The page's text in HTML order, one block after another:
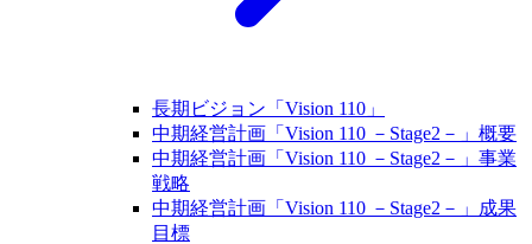
長期ビジョン「Vision 110」
中期経営計画「Vision 110 －Stage2－」概要
中期経営計画「Vision 110 －Stage2－」事業
戦略
中期経営計画「Vision 110 －Stage2－」成果
目標